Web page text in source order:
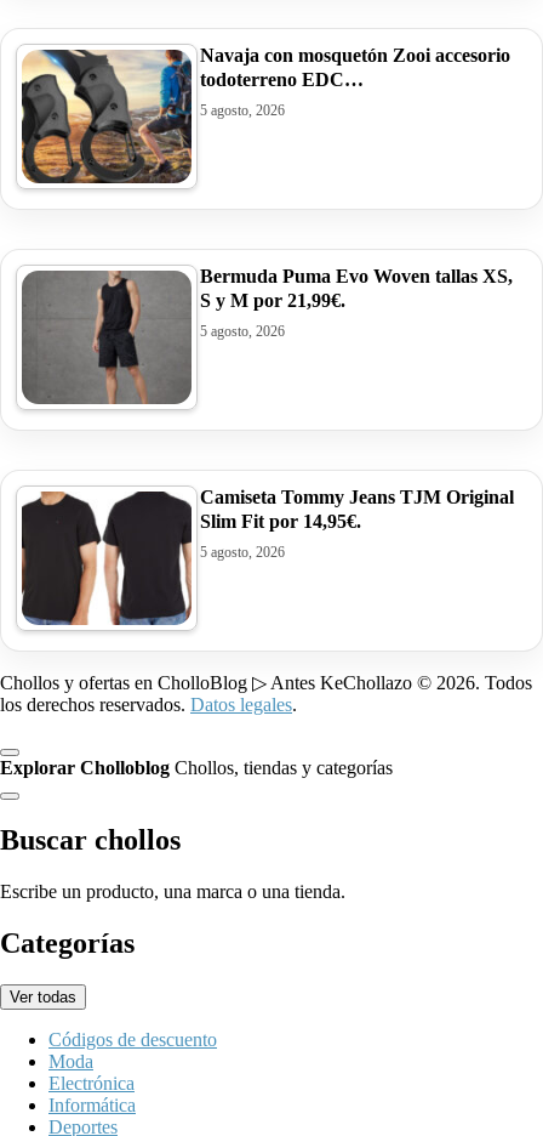
Navaja con mosquetón Zooi accesorio
todoterreno EDC…
5 agosto, 2026
Bermuda Puma Evo Woven tallas XS,
S y M por 21,99€.
5 agosto, 2026
Camiseta Tommy Jeans TJM Original
Slim Fit por 14,95€.
5 agosto, 2026
Chollos y ofertas en CholloBlog ▷ Antes KeChollazo © 2026. Todos
los derechos reservados. Datos legales.
Explorar Cholloblog Chollos, tiendas y categorías
Buscar chollos
Escribe un producto, una marca o una tienda.
Categorías
Ver todas
Códigos de descuento
Moda
Electrónica
Informática
Deportes